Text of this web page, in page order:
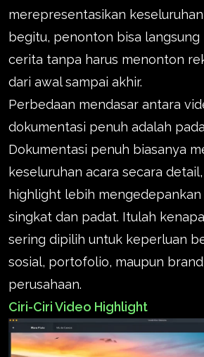
merepresentasikan
begitu, penonton bisa langsung
cerita tanpa harus menonton
dari awal sampai akhir.
Perbedaan mendasar antara
dokumentasi penuh adalah
Dokumentasi penuh biasanya
keseluruhan acara secara
highlight lebih
singkat dan padat. Itulah
sering dipilih untuk keperluan
sosial, portofolio, maupun
perusahaan.
Ciri-Ciri Video Highlight